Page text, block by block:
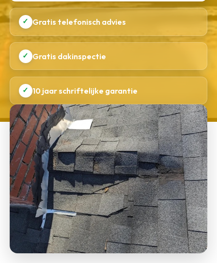
✓ Gratis telefonisch advies
✓ Gratis dakinspectie
✓ 10 jaar schriftelijke garantie